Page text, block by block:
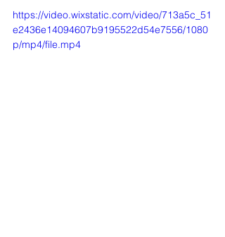
https://video.wixstatic.com/video/713a5c_51
e2436e14094607b9195522d54e7556/1080
p/mp4/file.mp4